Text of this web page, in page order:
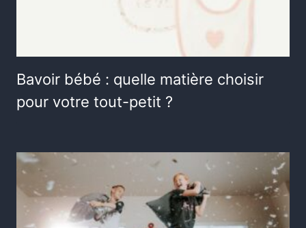
Bavoir bébé : quelle matière choisir
pour votre tout-petit ?